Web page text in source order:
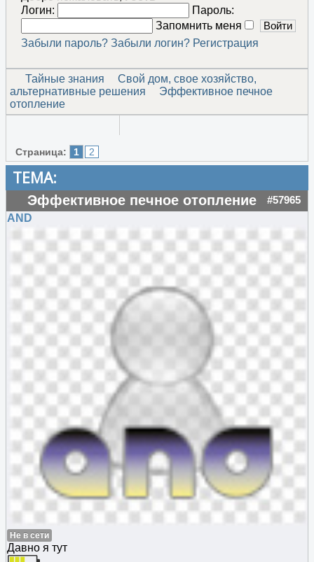
Логин:
Пароль:
Запомнить меня
Забыли пароль? Забыли логин? Регистрация
Тайные знания
Свой дом, свое хозяйство,
альтернативные решения
Эффективное печное
отопление
Страница: 1 2
ТЕМА:
Эффективное печное отопление #57965
AND
Не в сети
Давно я тут